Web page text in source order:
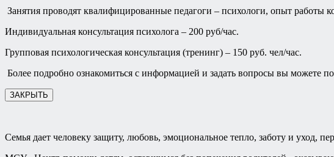
Занятия проводят квалифицированные педагоги – психологи, опыт работы
Индивидуальная консультация психолога – 200 руб/час.
Групповая психологическая консультация (тренинг) – 150 руб. чел/час.
Более подробно ознакомиться с информацией и задать вопросы вы можете
ЗАКРЫТЬ
Семья дает человеку защиту, любовь, эмоциональное тепло, заботу и уход,